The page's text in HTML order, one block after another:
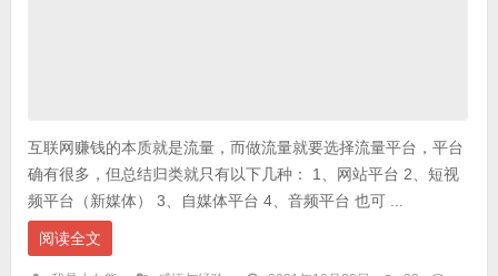
互联网赚钱的本质就是流量，而做流量就要选择流量平台，平台
确有很多，但总结归类就只有以下几种： 1、网站平台 2、短视
频平台（新媒体） 3、自媒体平台 4、音频平台 也可 ...
阅读全文